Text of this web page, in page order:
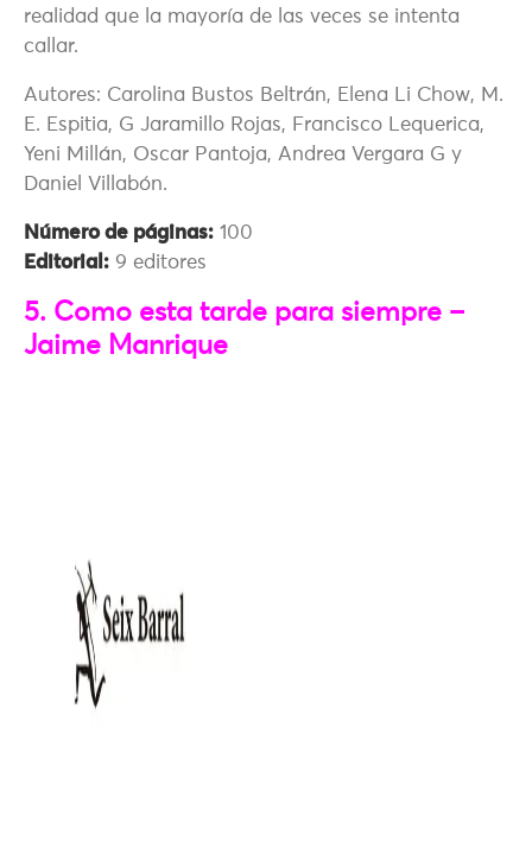
realidad que la mayoría de las veces se intenta
callar.
Autores: Carolina Bustos Beltrán, Elena Li Chow, M.
E. Espitia, G Jaramillo Rojas, Francisco Lequerica,
Yeni Millán, Oscar Pantoja, Andrea Vergara G y
Daniel Villabón.
Número de páginas: 100
Editorial: 9 editores
5. Como esta tarde para siempre –
Jaime Manrique